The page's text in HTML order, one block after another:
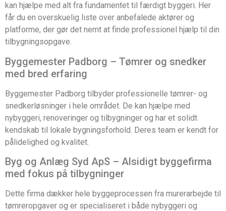
kan hjælpe med alt fra fundamentet til færdigt byggeri. Her
får du en overskuelig liste over anbefalede aktører og
platforme, der gør det nemt at finde professionel hjælp til din
tilbygningsopgave.
Byggemester Padborg – Tømrer og snedker
med bred erfaring
Byggemester Padborg tilbyder professionelle tømrer- og
snedkerløsninger i hele området. De kan hjælpe med
nybyggeri, renoveringer og tilbygninger og har et solidt
kendskab til lokale bygningsforhold. Deres team er kendt for
pålidelighed og kvalitet.
Byg og Anlæg Syd ApS – Alsidigt byggefirma
med fokus på tilbygninger
Dette firma dækker hele byggeprocessen fra murerarbejde til
tømreropgaver og er specialiseret i både nybyggeri og